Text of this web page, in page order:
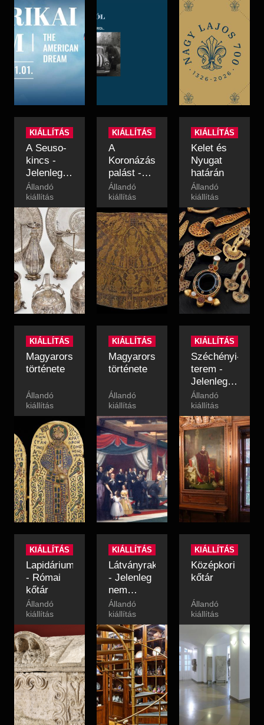
Régészet
Tagintézmények
Felnőttképzés
Közérdekű adatok
Képcsarnok
Történeti Fényképtár
Éremtár
Adattár
Központi Könyvtár
1776–
2026
KIÁLLÍTÁS
A Seuso-
kincs -
Jelenleg
nem
látogatható
Állandó
kiállítás
KIÁLLÍTÁS
A
Koronázási
palást -
Jelenleg
nem
látogatható
Állandó
kiállítás
KIÁLLÍTÁS
Kelet és
Nyugat
határán
Állandó
kiállítás
KIÁLLÍTÁS
Magyarország
története
Állandó
kiállítás
KIÁLLÍTÁS
Magyarország
története
Állandó
kiállítás
KIÁLLÍTÁS
Széchényi-
terem -
Jelenleg
nem
látogatható
Állandó
kiállítás
KIÁLLÍTÁS
Lapidárium
- Római
kőtár
Állandó
kiállítás
KIÁLLÍTÁS
Látványraktár
- Jelenleg
nem
látogatható
Állandó
kiállítás
KIÁLLÍTÁS
Középkori
kőtár
Állandó
kiállítás